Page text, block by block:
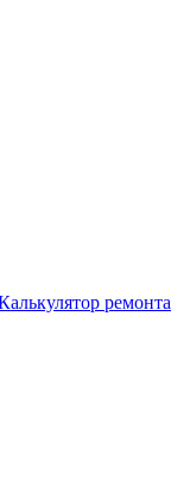
ремонта